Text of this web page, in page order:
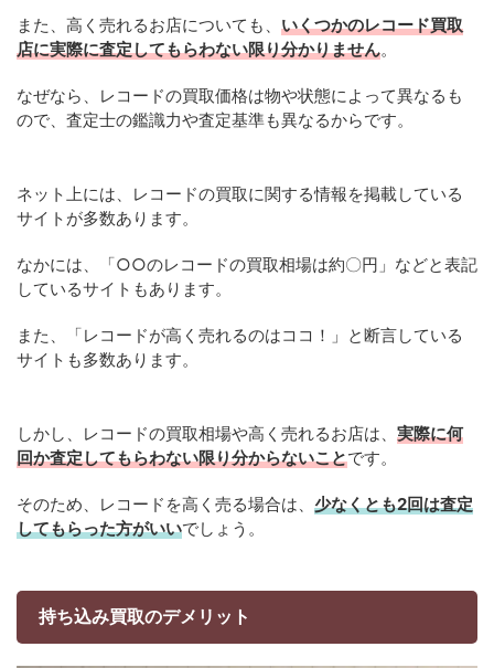
また、高く売れるお店についても、 いくつかのレコード買取
店に実際に査定してもらわない限り分かりません。
なぜなら、レコードの買取価格は物や状態によって異なるも
ので、査定士の鑑識力や査定基準も異なるからです。
ネット上には、レコードの買取に関する情報を掲載している
サイトが多数あります。
なかには、「○○のレコードの買取相場は約〇円」などと表記
しているサイトもあります。
また、「レコードが高く売れるのはココ！」と断言している
サイトも多数あります。
しかし、レコードの買取相場や高く売れるお店は、 実際に何
回か査定してもらわない限り分からないことです。
そのため、レコードを高く売る場合は、 少なくとも2回は査定
してもらった方がいいでしょう。
持ち込み買取のデメリット